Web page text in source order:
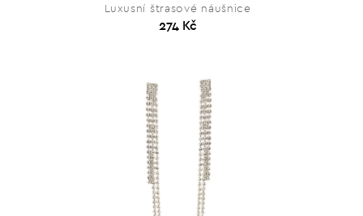
Luxusní štrasové náušnice
274 Kč